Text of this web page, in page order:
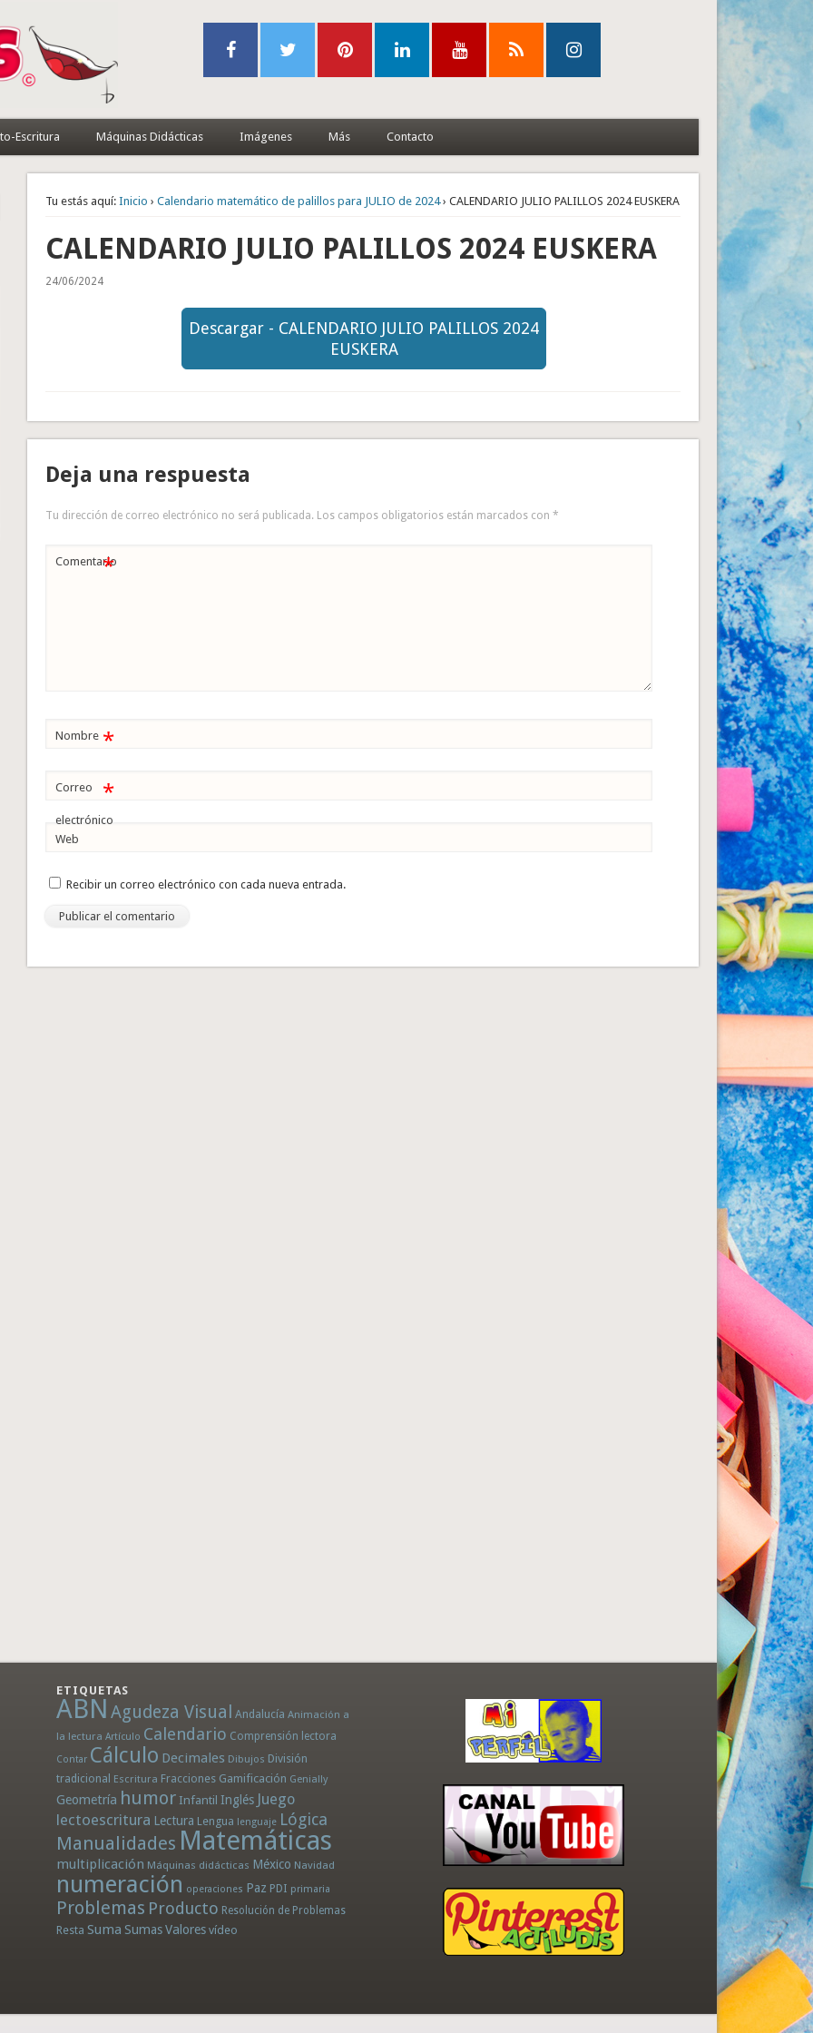
Escritura Máquinas Didácticas Imágenes Más Contacto
Tu estás aquí: Inicio ›Calendario matemático de palillos para JULIO de 2024› CALENDARIO JULIO PALILLOS 2024 EUSKERA
CALENDARIO JULIO PALILLOS 2024 EUSKERA
24/06/2024
Descargar - CALENDARIO JULIO PALILLOS 2024
EUSKERA
Deja una respuesta
Tu dirección de correo electrónico no será publicada. Los campos obligatorios están marcados con*
Comentario
*
Nombre *
Correo
electrónico
*
Web
Recibir un correo electrónico con cada nueva entrada.
ETIQUETAS
ABN Agudeza Visual Andalucía Animación a
la lectura Artículo Calendario Comprensión lectora
Contar Cálculo Decimales Dibujos División
tradicional Escritura Fracciones Gamificación Genially
Geometría humor Infantil Inglés Juego
lectoescritura Lectura Lengua lenguaje Lógica
Manualidades Matemáticas
multiplicación Máquinas didácticas México Navidad
numeración operaciones Paz PDI primaria
Problemas Producto Resolución de Problemas
Resta Suma SumasValores vídeo